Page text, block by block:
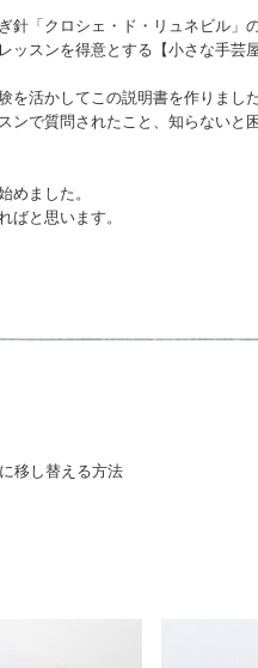
針「クロシェ・ド・リュネビル」
ッスンを得意とする【小さな手
を活かしてこの説明書を作りまし
ンで質問されたこと、知らない
めました。
ばと思います。
移し替える方法